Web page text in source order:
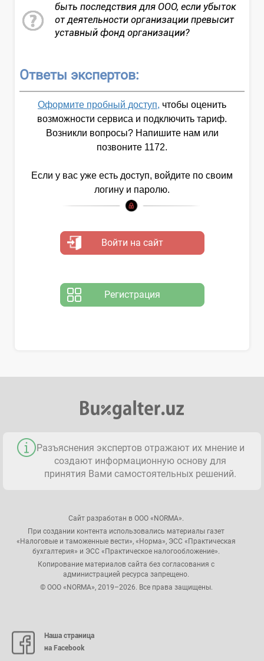
быть последствия для ООО, если убыток
от деятельности организации превысит
уставный фонд организации?
Ответы экспертов:
Оформите пробный доступ, чтобы оценить
возможности сервиса и подключить тариф.
Возникли вопросы? Напишите нам или
позвоните 1172.
Если у вас уже есть доступ, войдите по своим
логину и паролю.
Войти на сайт
Регистрация
Разъяснения экспертов отражают их мнение и
создают информационную основу для
принятия Вами самостоятельных решений.
Сайт разработан в ООО «NORMA».
При создании контента использовались материалы газет
«Налоговые и таможенные вести», «Норма», ЭСС «Практическая
бухгалтерия» и ЭСС «Практическое налогообложение».
Копирование материалов сайта без согласования с
администрацией ресурса запрещено.
© ООО «NORMA», 2019–2026. Все права защищены.
Наша страница
на Facebook